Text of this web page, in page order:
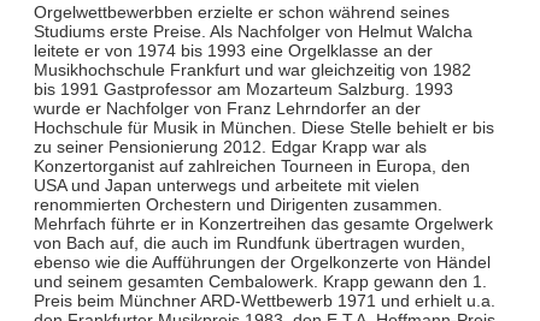
Orgelwettbewerbben erzielte er schon während seines
Studiums erste Preise. Als Nachfolger von Helmut Walcha
leitete er von 1974 bis 1993 eine Orgelklasse an der
Musikhochschule Frankfurt und war gleichzeitig von 1982
bis 1991 Gastprofessor am Mozarteum Salzburg. 1993
wurde er Nachfolger von Franz Lehrndorfer an der
Hochschule für Musik in München. Diese Stelle behielt er bis
zu seiner Pensionierung 2012. Edgar Krapp war als
Konzertorganist auf zahlreichen Tourneen in Europa, den
USA und Japan unterwegs und arbeitete mit vielen
renommierten Orchestern und Dirigenten zusammen.
Mehrfach führte er in Konzertreihen das gesamte Orgelwerk
von Bach auf, die auch im Rundfunk übertragen wurden,
ebenso wie die Aufführungen der Orgelkonzerte von Händel
und seinem gesamten Cembalowerk. Krapp gewann den 1.
Preis beim Münchner ARD-Wettbewerb 1971 und erhielt u.a.